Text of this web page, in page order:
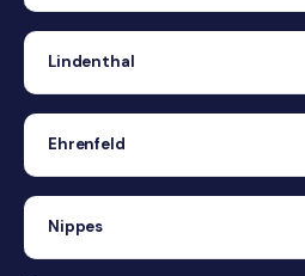
Lindenthal
Ehrenfeld
Nippes